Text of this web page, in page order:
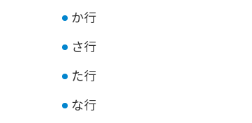
か行
さ行
た行
な行